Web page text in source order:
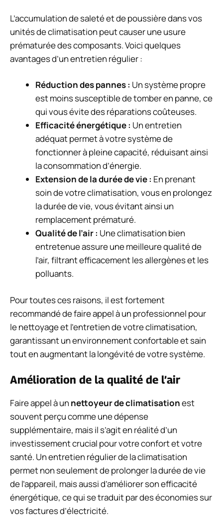
L’accumulation de saleté et de poussière dans vos
unités de climatisation peut causer une usure
prématurée des composants. Voici quelques
avantages d’un entretien régulier :
Réduction des pannes : Un système propre
est moins susceptible de tomber en panne, ce
qui vous évite des réparations coûteuses.
Efficacité énergétique : Un entretien
adéquat permet à votre système de
fonctionner à pleine capacité, réduisant ainsi
la consommation d’énergie.
Extension de la durée de vie : En prenant
soin de votre climatisation, vous en prolongez
la durée de vie, vous évitant ainsi un
remplacement prématuré.
Qualité de l’air : Une climatisation bien
entretenue assure une meilleure qualité de
l’air, filtrant efficacement les allergènes et les
polluants.
Pour toutes ces raisons, il est fortement
recommandé de faire appel à un professionnel pour
le nettoyage et l’entretien de votre climatisation,
garantissant un environnement confortable et sain
tout en augmentant la longévité de votre système.
Amélioration de la qualité de l’air
Faire appel à un nettoyeur de climatisationest
souvent perçu comme une dépense
supplémentaire, mais il s’agit en réalité d’un
investissement crucial pour votre confort et votre
santé. Un entretien régulier de la climatisation
permet non seulement de prolonger la durée de vie
de l’appareil, mais aussi d’améliorer son efficacité
énergétique, ce qui se traduit par des économies sur
vos factures d’électricité.